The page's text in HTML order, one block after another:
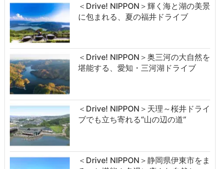
＜Drive! NIPPON＞輝く海と湖の美景
に包まれる、夏の福井ドライブ
＜Drive! NIPPON＞奥三河の大自然を
堪能する、愛知・三河湖ドライブ
＜Drive! NIPPON＞天理～桜井ドライ
ブでも立ち寄れる“山の辺の道”
＜Drive! NIPPON＞静岡県伊東市をま